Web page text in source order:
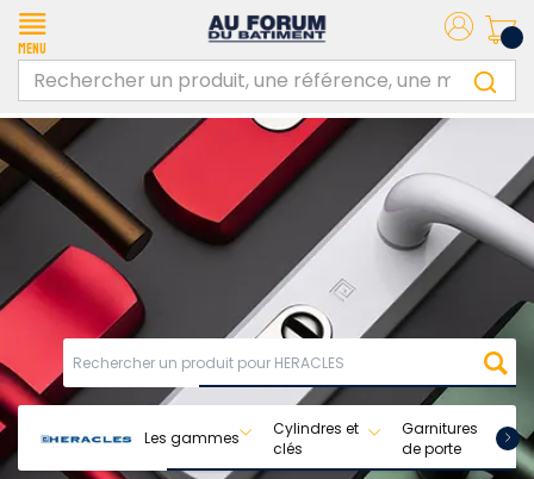
Menu
Les gammes
Cylindres et
clés
Garnitures
de porte